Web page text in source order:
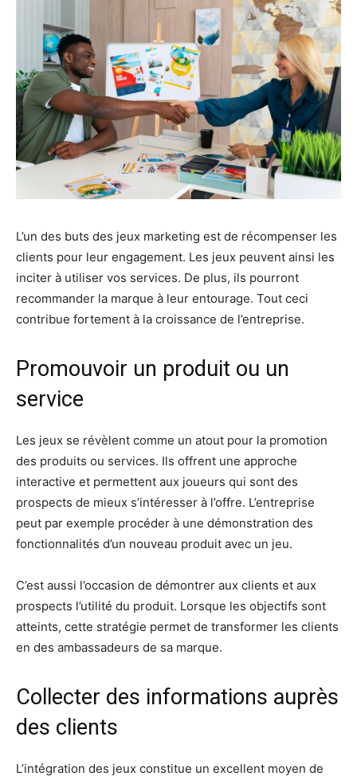
L’un des buts des jeux marketing est de récompenser les
clients pour leur engagement. Les jeux peuvent ainsi les
inciter à utiliser vos services. De plus, ils pourront
recommander la marque à leur entourage. Tout ceci
contribue fortement à la croissance de l’entreprise.
Promouvoir un produit ou un
service
Les jeux se révèlent comme un atout pour la promotion
des produits ou services. Ils offrent une approche
interactive et permettent aux joueurs qui sont des
prospects de mieux s’intéresser à l’offre. L’entreprise
peut par exemple procéder à une démonstration des
fonctionnalités d’un nouveau produit avec un jeu.
C’est aussi l’occasion de démontrer aux clients et aux
prospects l’utilité du produit. Lorsque les objectifs sont
atteints, cette stratégie permet de transformer les clients
en des ambassadeurs de sa marque.
Collecter des informations auprès
des clients
L’intégration des jeux constitue un excellent moyen de